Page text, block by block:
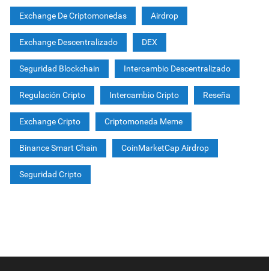
Exchange De Criptomonedas Airdrop
Exchange Descentralizado DEX
Seguridad Blockchain Intercambio Descentralizado
Regulación Cripto Intercambio Cripto Reseña
Exchange Cripto Criptomoneda Meme
Binance Smart Chain CoinMarketCap Airdrop
Seguridad Cripto